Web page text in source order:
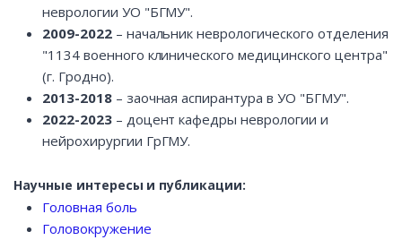
неврологии УО "БГМУ".
2009-2022– начальник неврологического отделения
"1134 военного клинического медицинского центра"
(г. Гродно).
2013-2018– заочная аспирантура в УО "БГМУ".
2022-2023– доцент кафедры неврологии и
нейрохирургии ГрГМУ.
Научные интересы и публикации:
Головная боль
Головокружение